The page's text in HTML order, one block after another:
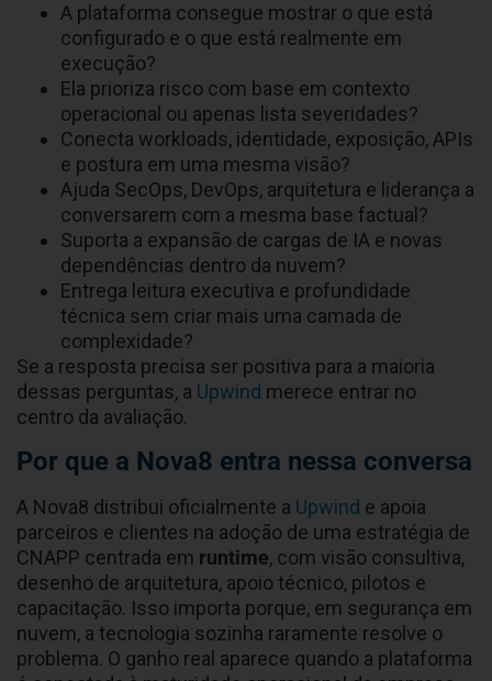
A plataforma consegue mostrar o que está
configurado e o que está realmente em
execução?
Ela prioriza risco com base em contexto
operacional ou apenas lista severidades?
Conecta workloads, identidade, exposição, APIs
e postura em uma mesma visão?
Ajuda SecOps, DevOps, arquitetura e liderança a
conversarem com a mesma base factual?
Suporta a expansão de cargas de IA e novas
dependências dentro da nuvem?
Entrega leitura executiva e profundidade
técnica sem criar mais uma camada de
complexidade?
Se a resposta precisa ser positiva para a maioria
dessas perguntas, a Upwind merece entrar no
centro da avaliação.
Por que a Nova8 entra nessa conversa
A Nova8 distribui oficialmente a Upwind e apoia
parceiros e clientes na adoção de uma estratégia de
CNAPP centrada em runtime, com visão consultiva,
desenho de arquitetura, apoio técnico, pilotos e
capacitação. Isso importa porque, em segurança em
nuvem, a tecnologia sozinha raramente resolve o
problema. O ganho real aparece quando a plataforma